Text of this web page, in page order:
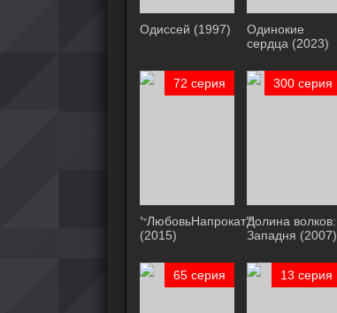
Одиссей (1997)
Одинокие
сердца (2023)
72 серия
ᖦЛюбовьНапрокатᖦ
(2015)
300 серия
Долина волков:
Западня (2007)
65 серия 13 серия